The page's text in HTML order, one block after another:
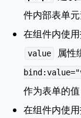
件内部表单
在组件内使
value 属性
作为表单的
在组件内使